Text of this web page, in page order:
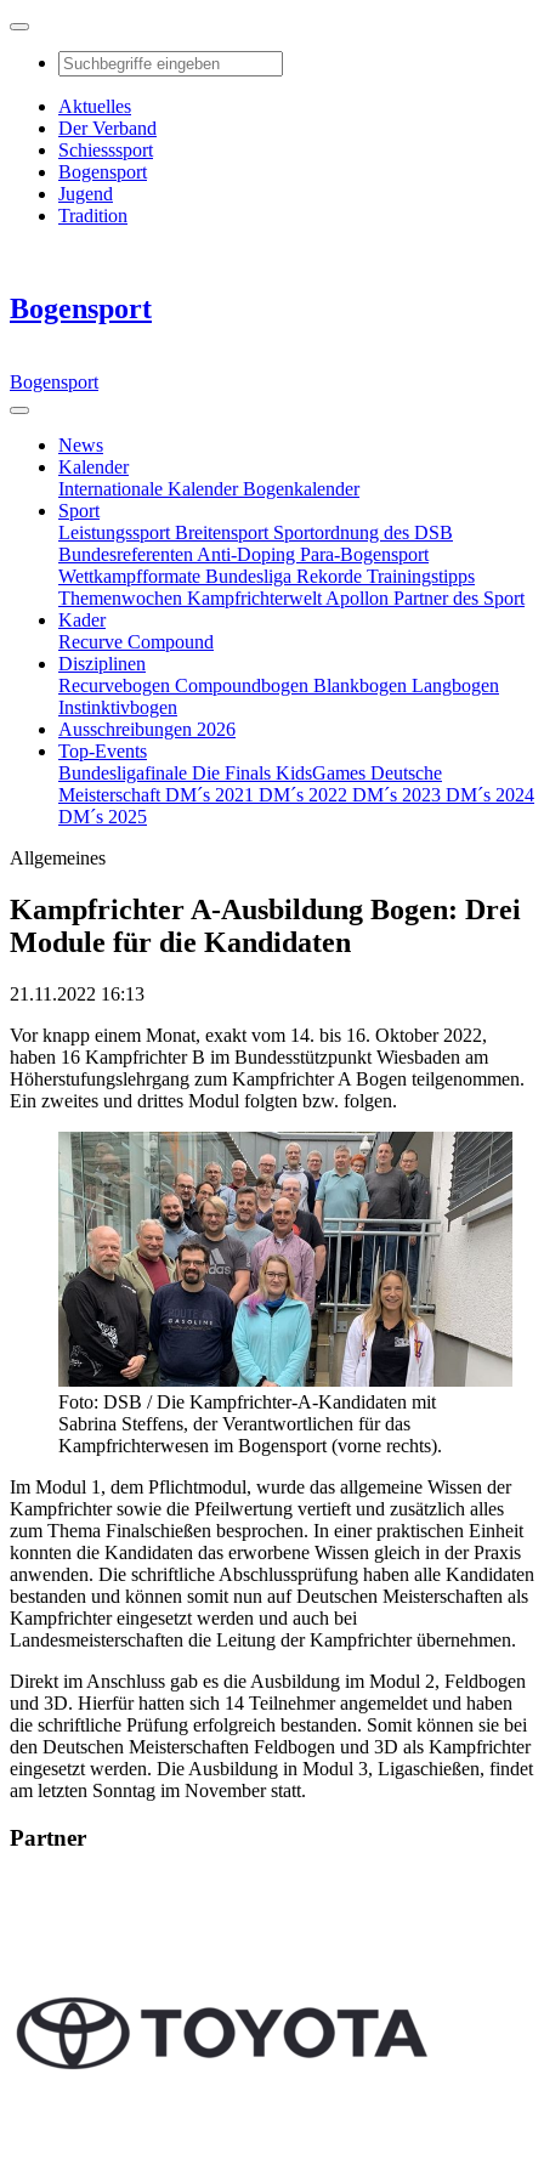
Aktuelles
Der Verband
Schiesssport
Bogensport
Jugend
Tradition
Bogensport
Bogensport
News
Kalender
Internationale KalenderBogenkalender
Sport
Leistungssport Breitensport Sportordnung des DSB
Bundesreferenten Anti-Doping Para-Bogensport
Wettkampfformate Bundesliga Rekorde Trainingstipps
Themenwochen Kampfrichterwelt Apollon Partner des Sport
Kader
Recurve Compound
Disziplinen
Recurvebogen Compoundbogen Blankbogen Langbogen
Instinktivbogen
Ausschreibungen 2026
Top-Events
Bundesligafinale Die Finals KidsGames Deutsche
Meisterschaft DM´s 2021 DM´s 2022 DM´s 2023 DM´s 2024
DM´s 2025
Allgemeines
Kampfrichter A-Ausbildung Bogen: Drei
Module für die Kandidaten
21.11.2022 16:13
Vor knapp einem Monat, exakt vom 14. bis 16. Oktober 2022,
haben 16 Kampfrichter B im Bundesstützpunkt Wiesbaden am
Höherstufungslehrgang zum Kampfrichter A Bogen teilgenommen.
Ein zweites und drittes Modul folgten bzw. folgen.
Foto: DSB / Die Kampfrichter-A-Kandidaten mit
Sabrina Steffens, der Verantwortlichen für das
Kampfrichterwesen im Bogensport (vorne rechts).
Im Modul 1, dem Pflichtmodul, wurde das allgemeine Wissen der
Kampfrichter sowie die Pfeilwertung vertieft und zusätzlich alles
zum Thema Finalschießen besprochen. In einer praktischen Einheit
konnten die Kandidaten das erworbene Wissen gleich in der Praxis
anwenden. Die schriftliche Abschlussprüfung haben alle Kandidaten
bestanden und können somit nun auf Deutschen Meisterschaften als
Kampfrichter eingesetzt werden und auch bei
Landesmeisterschaften die Leitung der Kampfrichter übernehmen.
Direkt im Anschluss gab es die Ausbildung im Modul 2, Feldbogen
und 3D. Hierfür hatten sich 14 Teilnehmer angemeldet und haben
die schriftliche Prüfung erfolgreich bestanden. Somit können sie bei
den Deutschen Meisterschaften Feldbogen und 3D als Kampfrichter
eingesetzt werden. Die Ausbildung in Modul 3, Ligaschießen, findet
am letzten Sonntag im November statt.
Partner